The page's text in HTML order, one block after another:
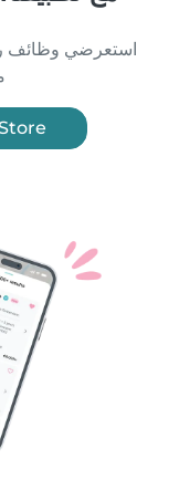
استعرضي وظائف